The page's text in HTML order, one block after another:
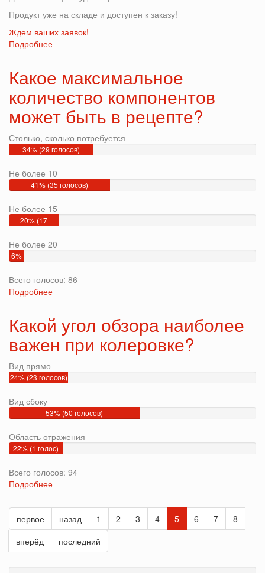
Продукт уже на складе и доступен к заказу!
Ждем ваших заявок!
Подробнее
835
оранжевый!
Уже
на
складе!
Какое максимальное
количество компонентов
может быть в рецепте?
Столько, сколько потребуется
34% (29 голосов)
Не более 10
41% (35 голосов)
Не более 15
20% (17
Не более 20
6%
голосов)
Всего голосов: 86
Подробнее
количество
компонентов
может
в
рецепте?
Какой угол обзора наиболее
важен при колеровке?
Вид прямо
24% (23 голосов)
Вид сбоку
53% (50 голосов)
Область отражения
22% (1 голос)
Всего голосов: 94
Подробнее
угол
обзора
наиболее
важен
при
колеровке?
первое назад 1 2 3 4 5 6 7
8
вперёд
последний